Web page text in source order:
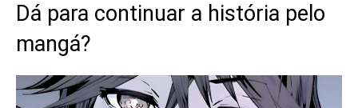
Dá para continuar a história pelo
mangá?